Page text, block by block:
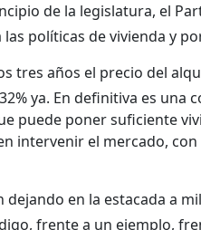
de la legislatura, el
políticas de vivienda y
tres años el precio del
ya. En definitiva es una
puede poner suficiente
intervenir el mercado,
dejando en la estacada a
frente a un ejemplo,